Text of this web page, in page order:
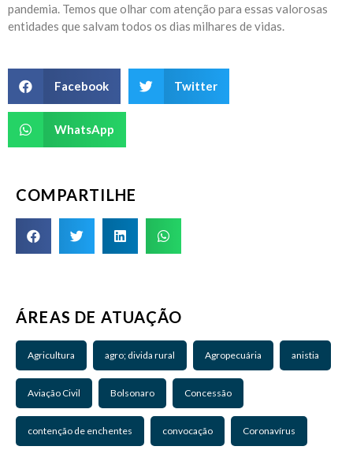
pandemia. Temos que olhar com atenção para essas valorosas
entidades que salvam todos os dias milhares de vidas.
Facebook Twitter
WhatsApp
COMPARTILHE
ÁREAS DE ATUAÇÃO
Agricultura agro; divida rural Agropecuária anistia
Aviação Civil Bolsonaro Concessão
contenção de enchentes convocação Coronavírus